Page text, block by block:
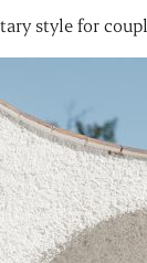
style for